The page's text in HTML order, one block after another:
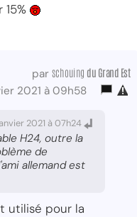
par schouing du Grand Est
2021 à 09h58
2021 à 07h24
H24, outre la
de
allemand est
utilisé pour la